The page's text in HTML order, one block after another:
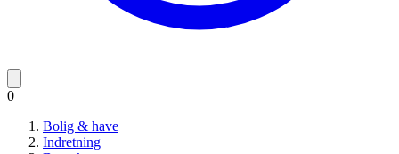
0
Bolig & have
Indretning